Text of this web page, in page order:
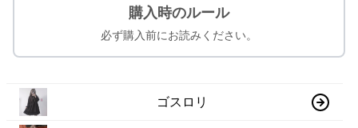
購入時のルール
必ず購入前にお読みください。
ゴスロリ